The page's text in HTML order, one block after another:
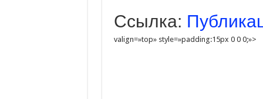
Ссылка:
valign=»top» style=»padding:15px 0 0 0;»>